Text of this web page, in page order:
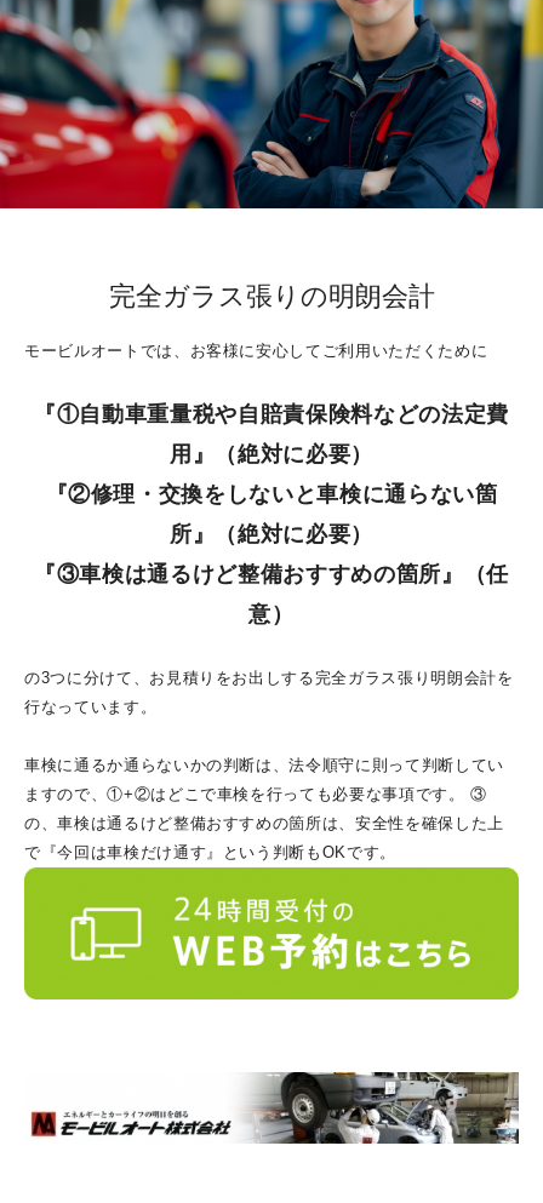
営業所ご紹介・関連サイト
個人情報の取り扱いについて
保険【比較説明・推奨販売方針について】
社長メッセージ
完全ガラス張りの明朗会計
モービルオートでは、お客様に安心してご利用いただくために
『①自動車重量税や自賠責保険料などの法定費
用』（絶対に必要）
『②修理・交換をしないと車検に通らない箇
所』（絶対に必要）
『③車検は通るけど整備おすすめの箇所』（任
意）
の3つに分けて、お見積りをお出しする完全ガラス張り明朗会計を
行なっています。
車検に通るか通らないかの判断は、法令順守に則って判断してい
ますので、①+②はどこで車検を行っても必要な事項です。 ③
の、車検は通るけど整備おすすめの箇所は、安全性を確保した上
で『今回は車検だけ通す』という判断もOKです。